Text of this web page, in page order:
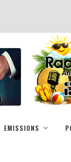
EMISSIONS